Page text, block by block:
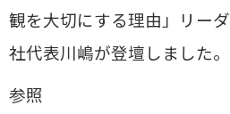
観を大切にする理由」リー
社代表川嶋が登壇しました。
参照